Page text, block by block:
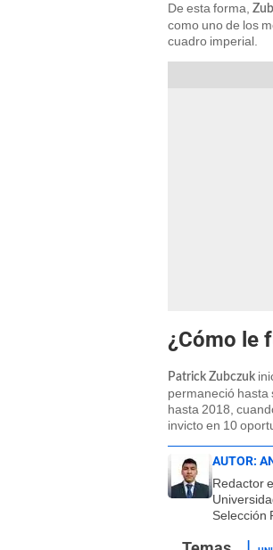
De esta forma,
como uno de los
cuadro imperial.
¿Cómo le
Patrick Zubczuk
permaneció hasta
hasta 2018,
invicto en 10
AUTOR:
Redactor
Selección